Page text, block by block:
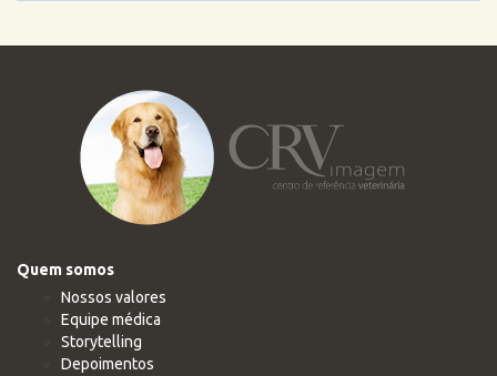
Quem somos
Nossos valores
Equipe médica
Storytelling
Depoimentos